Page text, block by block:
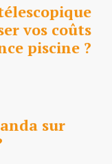
vos coûts
piscine ?
sur